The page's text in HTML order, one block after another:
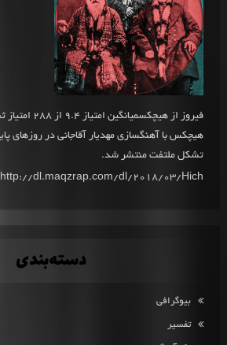
فیروز از
تشکل ملتفت منتشر شد.
http://dl.maqzrap.com/dl/2018/03/Hich...
دسته‌بندی
بیوگرافی
تفسیر